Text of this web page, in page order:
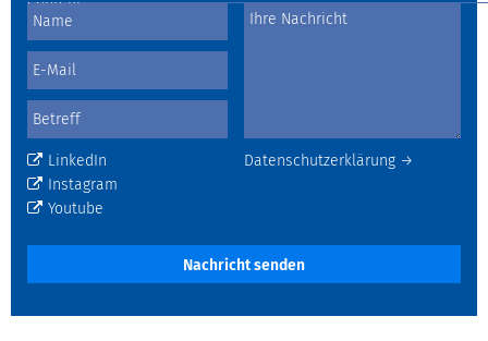
Datenschutzerklärung →
LinkedIn
Instagram
Youtube
Nachricht senden